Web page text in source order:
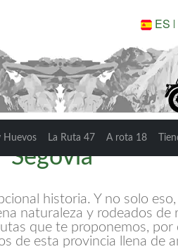
ES
Huevos La Ruta 47 A rota 18
Segovia
historia. Y no solo
naturaleza y rodeados de
que te proponemos,
de esta provincia llena de